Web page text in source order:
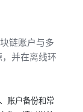
链账户与多
并在离线环
账户备份和常